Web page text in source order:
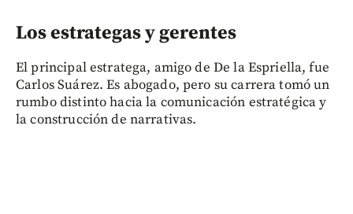
Los estrategas y gerentes
El principal estratega, amigo de De la Espriella, fue
Carlos Suárez. Es abogado, pero su carrera tomó un
rumbo distinto hacia la comunicación estratégica y
la construcción de narrativas.